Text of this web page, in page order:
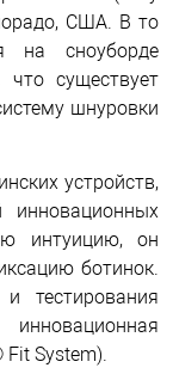
США. В то
на сноуборде
существует
шнуровки
устройств,
инновационных
интуицию, он
ботинок.
тестирования
System).